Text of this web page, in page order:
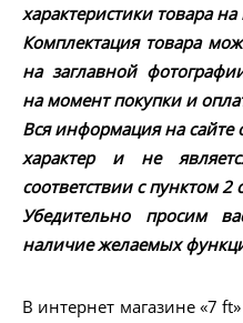
характеристики товара
Комплектация товара
на заглавной
на момент покупки и
Вся информация на сайте
характер и не
соответствии с пунктом 2
Убедительно просим
наличие желаемых
В интернет магазине «7